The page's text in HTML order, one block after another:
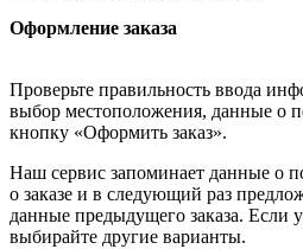
Оформление заказа
Проверьте правильность ввода
выбор местоположения, данные о
кнопку «Оформить заказ».
Наш сервис запоминает данные о
о заказе и в следующий раз
данные предыдущего заказа. Если
выбирайте другие варианты.